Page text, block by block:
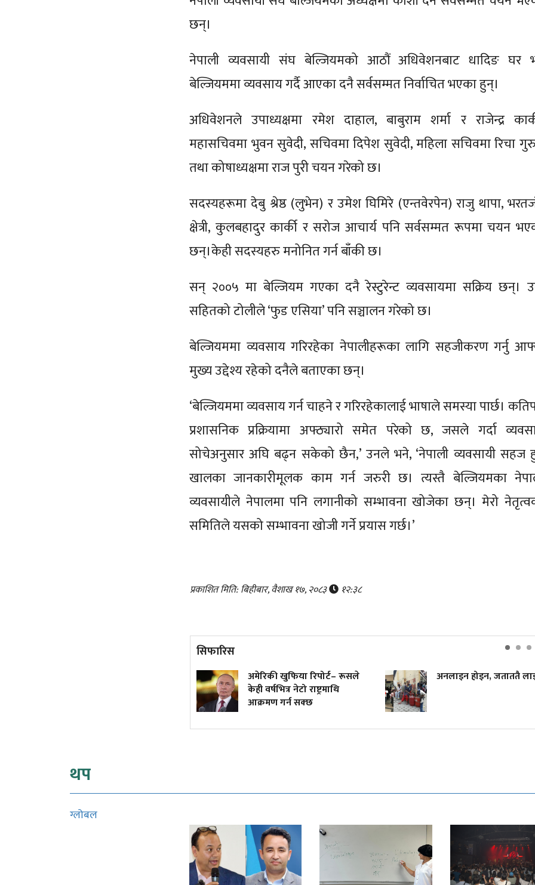
छन्।
नेपाली व्यवसायी संघ बेल्जियमको आठौं अधिवेशनबाट धादिङ घर
बेल्जियममा व्यवसाय गर्दै आएका दनै सर्वसम्मत निर्वाचित भएका हुन्।
अधिवेशनले उपाध्यक्षमा रमेश दाहाल, बाबुराम शर्मा र राजेन्द्र
महासचिवमा भुवन सुवेदी, सचिवमा दिपेश सुवेदी, महिला सचिवमा रिचा
तथा कोषाध्यक्षमा राज पुरी चयन गरेको छ।
सदस्यहरूमा देबु श्रेष्ठ (लुभेन) र उमेश घिमिरे (एन्तवेरपेन) राजु थापा,
क्षेत्री, कुलबहादुर कार्की र सरोज आचार्य पनि सर्वसम्मत रूपमा चयन
छन्।केही सदस्यहरु मनोनित गर्न बाँकी छ।
सन् २००५ मा बेल्जियम गएका दनै रेस्टुरेन्ट व्यवसायमा सक्रिय छन्।
सहितको टोलीले ‘फुड एसिया’ पनि सञ्चालन गरेको छ।
बेल्जियममा व्यवसाय गरिरहेका नेपालीहरूका लागि सहजीकरण गर्नु
मुख्य उद्देश्य रहेको दनैले बताएका छन्।
‘बेल्जियममा व्यवसाय गर्न चाहने र गरिरहेकालाई भाषाले समस्या पार्छ।
प्रशासनिक प्रक्रियामा अफ्ठ्यारो समेत परेको छ, जसले गर्दा
सोचेअनुसार अघि बढ्न सकेको छैन,’ उनले भने, ‘नेपाली व्यवसायी सहज
खालका जानकारीमूलक काम गर्न जरुरी छ। त्यस्तै बेल्जियमका
व्यवसायीले नेपालमा पनि लगानीको सम्भावना खोजेका छन्। मेरो
समितिले यसको सम्भावना खोजी गर्ने प्रयास गर्छ।’
प्रकाशित मिति: बिहीबार, वैशाख १७, २०८३ १२:३८
सिफारिस
अमेरिकी खुफिया रिपोर्ट– रूसले
केही वर्षभित्र नेटो राष्ट्रमाथि
आक्रमण गर्न सक्छ
अनलाइन होइन, जताततै
थप
ग्लोबल